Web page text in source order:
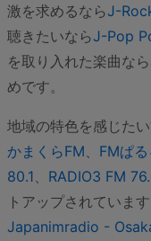
激を求めるならJ-
聴きたいならJ-Pop
を取り入れた楽曲なら
めです。
地域の特色を感じたい
かまくらFM
FMぱ
80.1
RADIO3 FM
トアップされています
Japanimradio -